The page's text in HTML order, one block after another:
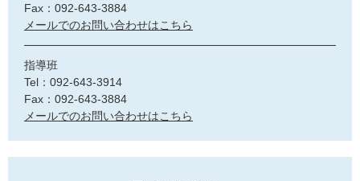
Fax：092-643-3884
メールでのお問い合わせはこちら
指導班
Tel：092-643-3914
Fax：092-643-3884
メールでのお問い合わせはこちら